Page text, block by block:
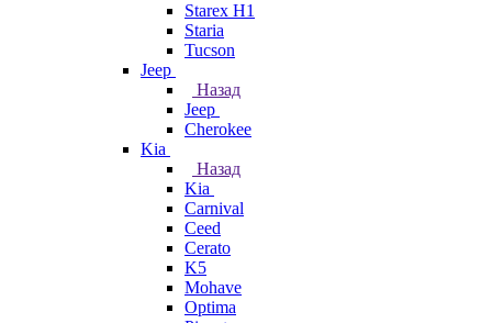
Starex H1
Staria
Tucson
Jeep
Назад
Jeep
Cherokee
Kia
Назад
Kia
Carnival
Ceed
Cerato
K5
Mohave
Optima